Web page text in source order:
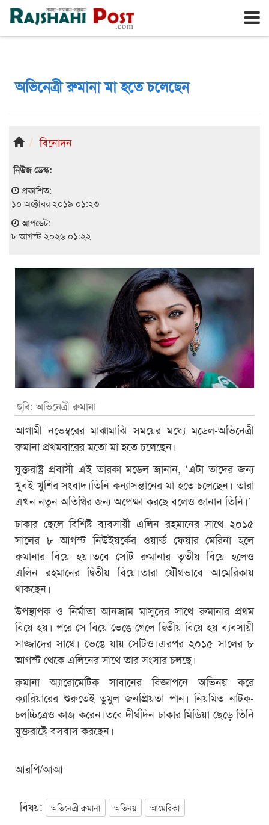
রাজশাহী শনিবার, ৮ই আগস্ট ২০২৬, ২৪শে শ্রাবণ ১৪৩৩
অভিনেত্রী রুমানা মা হতে চলেছেন
বিনোদন
নিউজ ডেস্ক:
প্রকাশিত:
১০ অক্টোবর ২০১৯ ০১:২৩
আপডেট:
৮ আগস্ট ২০২৬ ০১:২২
ছবি: অভিনেত্রী রুমানা
আগামী নভেম্বরের মাঝামাঝি সময়ের মধ্যে মডেল-অভিনেত্রী
রুমানা প্রথমবারের মতো মা হতে চলেছেন।
যুক্তরাষ্ট্র প্রবাসী এই তারকা মডেল জানান, ‘এটা তাদের জন্য
খুবই খুশির সংবাদ।তিনি কন্যাসন্তানের মা হতে চলেছেন। তারা
এখন নতুন অতিথির জন্য অপেক্ষা করছে বলেও জানান তিনি।’
ঢাকার ছেলে বিশিষ্ট ব্যবসায়ী এলিন রহমানের সাথে ২০১৫
সালের ৮ আগস্ট নিউইয়র্কের ওয়ার্ল্ড ফেয়ার মেরিনা হলে
রুমানার বিয়ে হয়।তবে সেটি রুমানার তৃতীয় বিয়ে হলেও
এলিন রহমানের দ্বিতীয় বিয়ে।তারা যৌথভাবে আমেরিকায়
থাকছেন।
উপস্থাপক ও নির্মাতা আনজাম মাসুদের সাথে রুমানার প্রথম
বিয়ে হয়। পরে সে বিয়ে ভেঙে গেলে দ্বিতীয় বিয়ে হয় ব্যবসায়ী
সাজ্জাদের সাথে। ভেঙে যায় সেটিও।এরপর ২০১৫ সালের ৮
আগস্ট থেকে এলিনের সাথে তার সংসার চলছে।
রুমানা অ্যারোমেটিক সাবানের বিজ্ঞাপনে অভিনয় করে
ক্যারিয়ারের শুরুতেই তুমুল জনপ্রিয়তা পান। নিয়মিত নাটক-
চলচ্চিত্রেও কাজ করেন।তবে দীর্ঘদিন ঢাকার মিডিয়া ছেড়ে তিনি
যুক্তরাষ্ট্রে বসবাস করছেন।‌‌
আরপি/আআ
বিষয়: অভিনেত্রী রুমানা অভিনয় আমেরিকা